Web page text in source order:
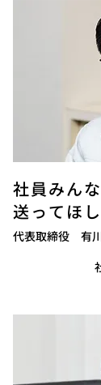
社員みん
送ってほ
代表取締役 有